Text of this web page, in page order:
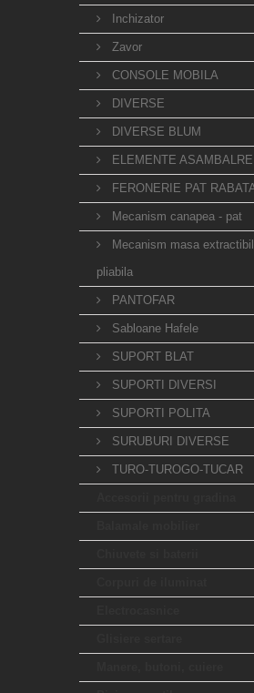
Inchizator
Zavor
CONSOLE MOBILA
DIVERSE
DIVERSE BLUM
ELEMENTE ASAMBALRE
FERONERIE PAT
Mecanism canapea - pat
Mecanism masa
pliabila
PANTOFAR
Sabloane Hafele
SUPORT BLAT
SUPORTI DIVERSI
SUPORTI POLITA
SURUBURI DIVERSE
TURO-TUROGO-TUCAR